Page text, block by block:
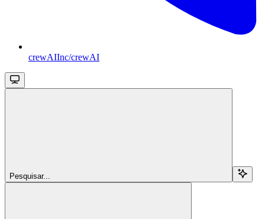
crewAIInc/crewAI
Pesquisar...